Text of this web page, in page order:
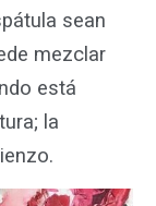
sean
mezclar
está
la